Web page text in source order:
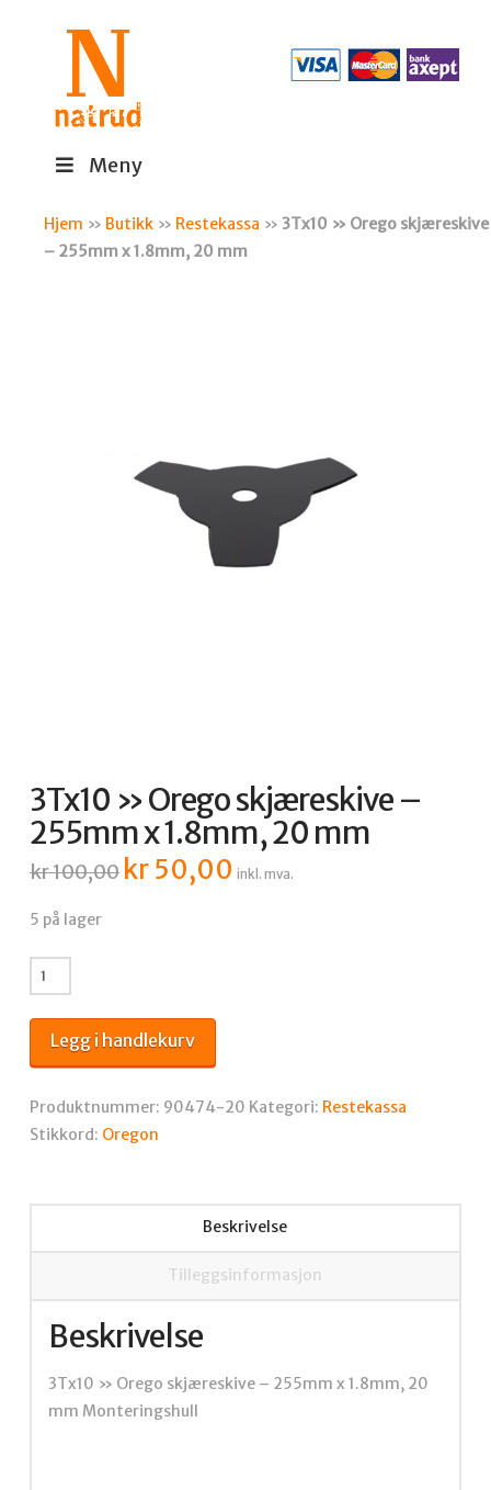
Meny
Hjem » Butikk » Restekassa » 3Tx10 » Orego skjæreskive
– 255mm x 1.8mm, 20 mm
3Tx10 » Orego skjæreskive –
255mm x 1.8mm, 20 mm
kr100,00 Opprinnelig
pris
kr50,00 Nåværende
pris
inkl. mva.
5 på lager
3Tx10
"
Orego
skjæreskive
255mm
x
Legg i handlekurv
Produktnummer: 90474-20 Kategori: Restekassa
Stikkord: Oregon
Beskrivelse
Tilleggsinformasjon
Beskrivelse
3Tx10 » Orego skjæreskive – 255mm x 1.8mm, 20
mm Monteringshull